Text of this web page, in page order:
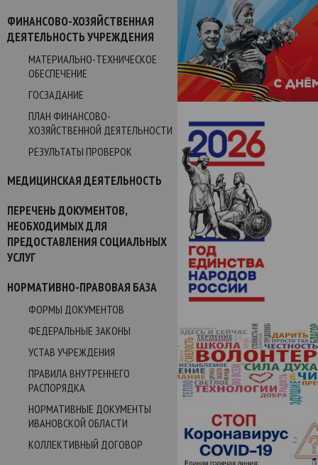
ФИНАНСОВО-ХОЗЯЙСТВЕННАЯ
ДЕЯТЕЛЬНОСТЬ УЧРЕЖДЕНИЯ
МАТЕРИАЛЬНО-ТЕХНИЧЕСКОЕ
ОБЕСПЕЧЕНИЕ
ГОСЗАДАНИЕ
ПЛАН ФИНАНСОВО-
ХОЗЯЙСТВЕННОЙ ДЕЯТЕЛЬНОСТИ
РЕЗУЛЬТАТЫ ПРОВЕРОК
МЕДИЦИНСКАЯ ДЕЯТЕЛЬНОСТЬ
ПЕРЕЧЕНЬ ДОКУМЕНТОВ,
НЕОБХОДИМЫХ ДЛЯ
ПРЕДОСТАВЛЕНИЯ СОЦИАЛЬНЫХ
УСЛУГ
НОРМАТИВНО-ПРАВОВАЯ БАЗА
ФОРМЫ ДОКУМЕНТОВ
ФЕДЕРАЛЬНЫЕ ЗАКОНЫ
УСТАВ УЧРЕЖДЕНИЯ
ПРАВИЛА ВНУТРЕННЕГО
РАСПОРЯДКА
НОРМАТИВНЫЕ ДОКУМЕНТЫ
ИВАНОВСКОЙ ОБЛАСТИ
КОЛЛЕКТИВНЫЙ ДОГОВОР